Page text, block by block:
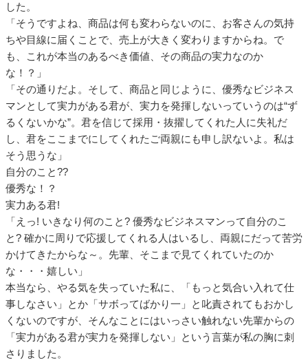
した。
「そうですよね、商品は何も変わらないのに、お客さんの気持
ちや目線に届くことで、売上が大きく変わりますからね。で
も、これが本当のあるべき価値、その商品の実力なのか
な！？」
「その通りだよ。そして、商品と同じように、優秀なビジネス
マンとして実力がある君が、実力を発揮しないっていうのは“ず
るくないかな”。君を信じて採用・抜擢してくれた人に失礼だ
し、君をここまでにしてくれたご両親にも申し訳ないよ。私は
そう思うな」
自分のこと??
優秀な！？
実力ある君!
「えっ! いきなり何のこと? 優秀なビジネスマンって自分のこ
と? 確かに周りで応援してくれる人はいるし、両親にだって苦労
かけてきたからな～。先輩、そこまで見てくれていたのか
な・・・嬉しい」
本当なら、やる気を失っていた私に、「もっと気合い入れて仕
事しなさい」とか「サボってばかり一」と叱責されてもおかし
くないのですが、そんなことにはいっさい触れない先輩からの
「実力がある君が実力を発揮しない」という言葉が私の胸に刺
さりました。